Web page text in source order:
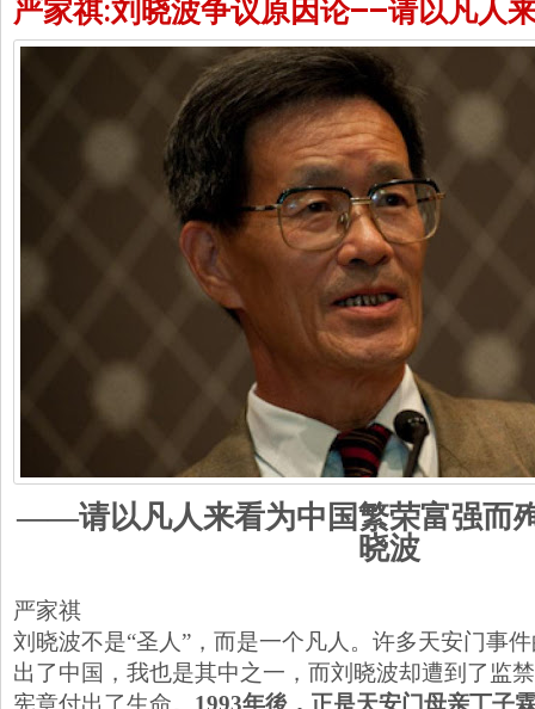
严家祺:刘晓波争议原因论——请以凡人
——请以凡人来看为中国繁荣富强而
晓波
严家祺
刘晓波不是“圣人”，而是一个凡人。许多天安门事
出了中国，我也是其中之一，而刘晓波却遭到了监
宪章付出了生命。 1993年後，正是天安门母亲丁子